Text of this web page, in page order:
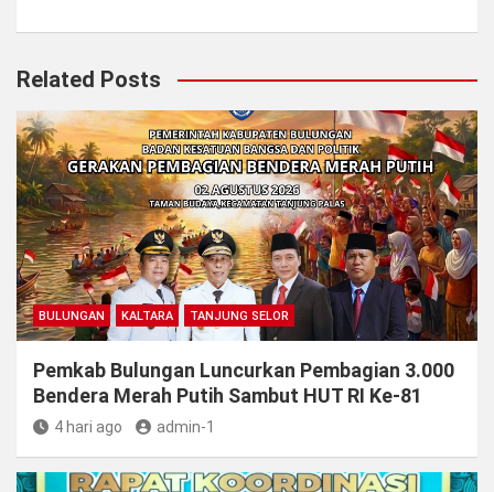
Related Posts
BULUNGAN KALTARA TANJUNG SELOR
Pemkab Bulungan Luncurkan Pembagian 3.000
Bendera Merah Putih Sambut HUT RI Ke-81
4 hari ago admin-1